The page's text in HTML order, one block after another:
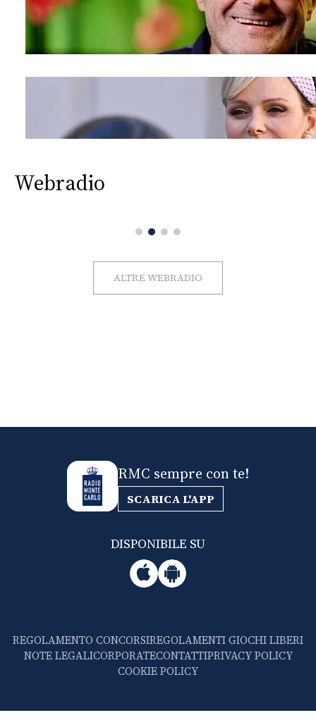
Webradio
ALTRE WEBRADIO
RMC sempre con te!
SCARICA L'APP
DISPONIBILE SU
REGOLAMENTO CONCORSIREGOLAMENTI GIOCHI LIBERI
NOTE LEGALICORPORATECONTATTIPRIVACY POLICY
COOKIE POLICY